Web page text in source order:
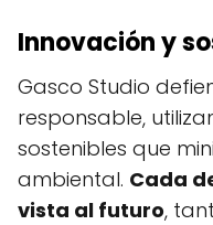
Innovación y
Gasco Studio
responsable,
sostenibles que
ambiental. Cada
vista al futuro,